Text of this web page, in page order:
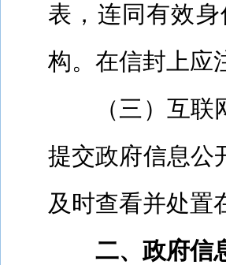
表，连同有效
构。在信封上应
（三）互
提交政府信息公
及时查看并处置
二、政府信